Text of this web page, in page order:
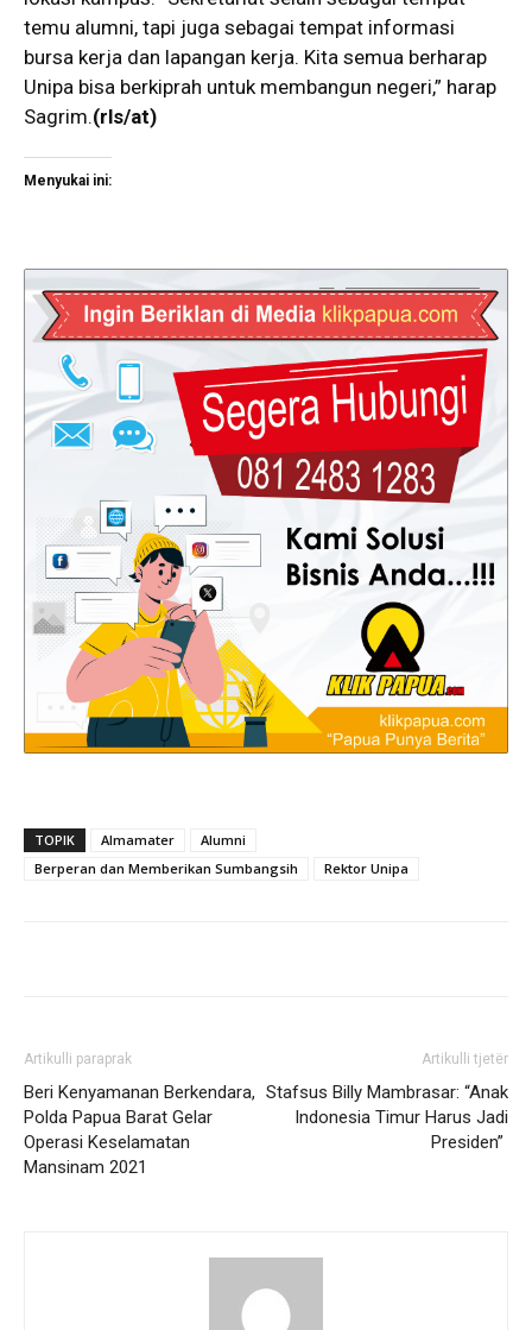
temu alumni, tapi juga sebagai tempat informasi
bursa kerja dan lapangan kerja. Kita semua berharap
Unipa bisa berkiprah untuk membangun negeri,” harap
Sagrim.(rls/at)
Menyukai ini:
TOPIK Almamater
Alumni
Berperan dan Memberikan Sumbangsih
Rektor Unipa
Artikulli paraprak
Beri Kenyamanan Berkendara,
Polda Papua Barat Gelar
Operasi Keselamatan
Mansinam 2021
Artikulli tjetër
Stafsus Billy Mambrasar: “Anak
Indonesia Timur Harus Jadi
Presiden”